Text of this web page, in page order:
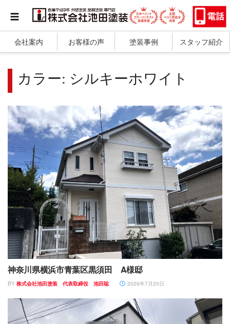
会社案内 お客様の声 塗装事例 スタッフ紹介
カラー: シルキーホワイト
神奈川県横浜市青葉区黒須田 A様邸
BY 株式会社池田塗装 代表取締役 池田聡 2026年7月20日